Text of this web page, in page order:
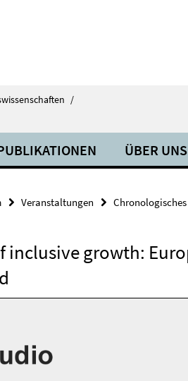
/
ÜBER UNS
Veranstaltungen
inclusive growth: